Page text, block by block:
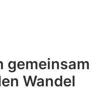
gemeinsam
Wandel